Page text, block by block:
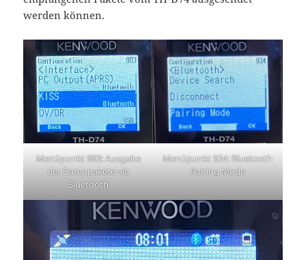
werden können.
Menüpunkt 983: Ausgabe
der Datenpakete via
Bluetooth
Menüpunkt 934: Bluetooth
Pairing Mode